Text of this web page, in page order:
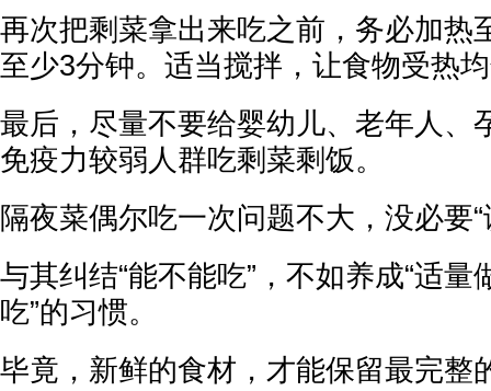
再次把剩菜拿出来吃之前，务必加
至少3分钟。适当搅拌，让食物受热
最后，尽量不要给婴幼儿、老年人、
免疫力较弱人群吃剩菜剩饭。
隔夜菜偶尔吃一次问题不大，没必要
与其纠结“能不能吃”，不如养成“适
吃”的习惯。
毕竟，新鲜的食材，才能保留最完整